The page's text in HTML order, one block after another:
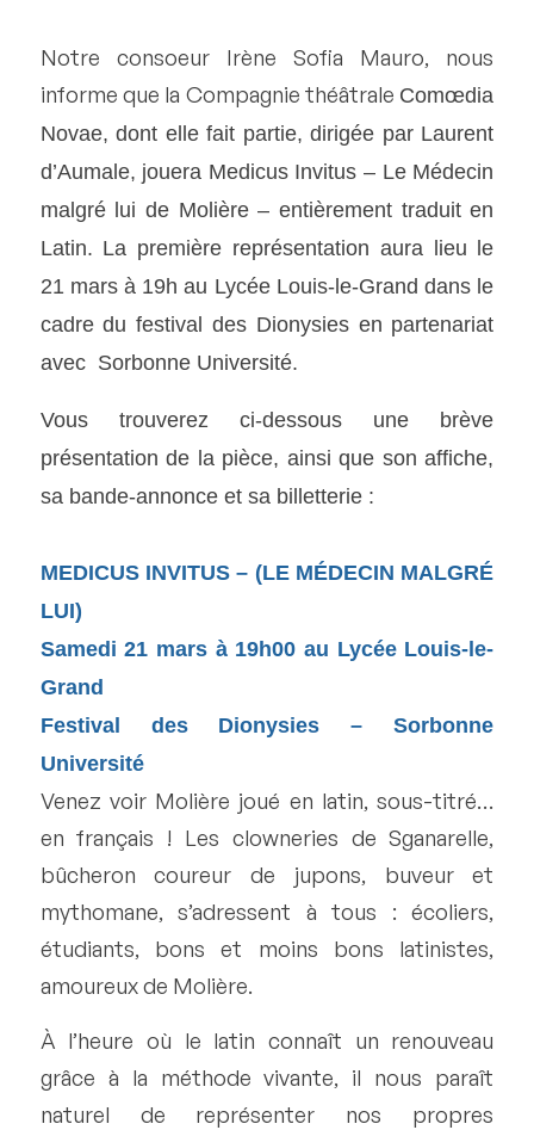
Notre consoeur Irène Sofia Mauro, nous
informe que la Compagnie théâtrale Comœdia
Novae, dont elle fait partie, dirigée par Laurent
d’Aumale, jouera Medicus Invitus – Le Médecin
malgré lui de Molière – entièrement traduit en
Latin. La première représentation aura lieu le
21 mars à 19h au Lycée Louis-le-Grand dans le
cadre du festival des Dionysies en partenariat
avec Sorbonne Université.
Vous trouverez ci-dessous une brève
présentation de la pièce, ainsi que son affiche,
sa bande-annonce et sa billetterie :
MEDICUS INVITUS – (LE MÉDECIN MALGRÉ
LUI)
Samedi 21 mars à 19h00 au Lycée Louis-le-
Grand
Festival des Dionysies – Sorbonne
Université
Venez voir Molière joué en latin, sous-titré…
en français ! Les clowneries de Sganarelle,
bûcheron coureur de jupons, buveur et
mythomane, s’adressent à tous : écoliers,
étudiants, bons et moins bons latinistes,
amoureux de Molière.
À l’heure où le latin connaît un renouveau
grâce à la méthode vivante, il nous paraît
naturel de représenter nos propres